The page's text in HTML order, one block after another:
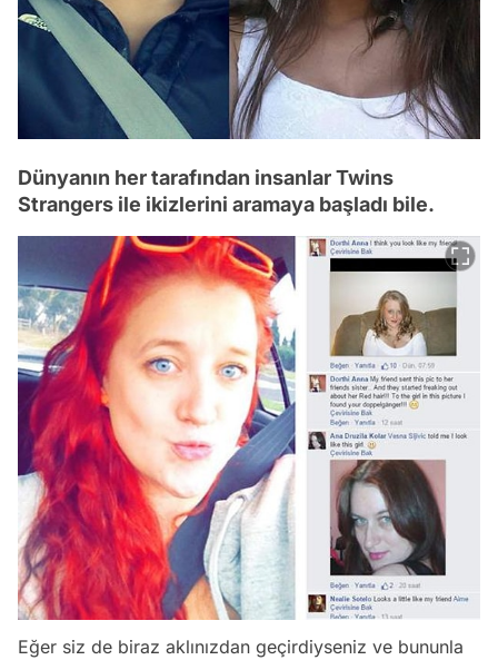
Dünyanın her tarafından insanlar Twins
Strangers ile ikizlerini aramaya başladı bile.
Eğer siz de biraz aklınızdan geçirdiyseniz ve bununla